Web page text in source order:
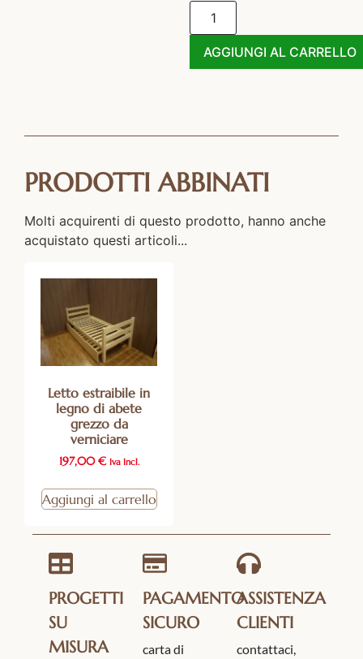
AGGIUNGI AL CARRELLO
PRODOTTI ABBINATI
Molti acquirenti di questo prodotto, hanno anche
acquistato questi articoli...
Letto estraibile in
legno di abete
grezzo da
verniciare
197,00€ Iva Incl.
Aggiungi al carrello
PROGETTI
SU
MISURA
PAGAMENTO
SICURO
carta di
ASSISTENZA
CLIENTI
contattaci,